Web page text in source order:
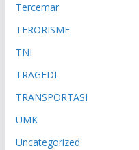
Tercemar
TERORISME
TNI
TRAGEDI
TRANSPORTASI
UMK
Uncategorized